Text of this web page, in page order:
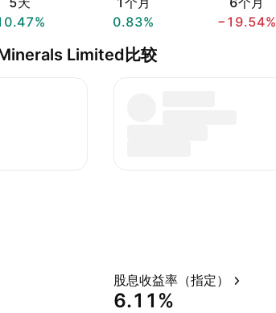
0.83%
−19.54%
Limited比较
股息收益率（指定）
6.11%